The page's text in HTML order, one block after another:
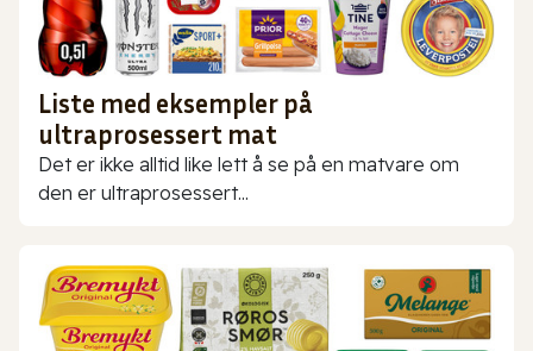
Liste med eksempler på
ultraprosessert mat
Det er ikke alltid like lett å se på en matvare om
den er ultraprosessert...